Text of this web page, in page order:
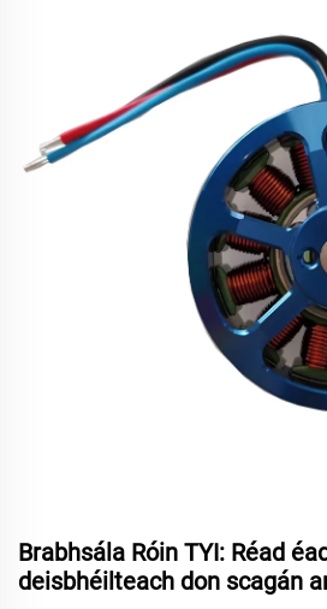
Brabhsála Róin TYI: Réad
deisbhéilteach don scagán